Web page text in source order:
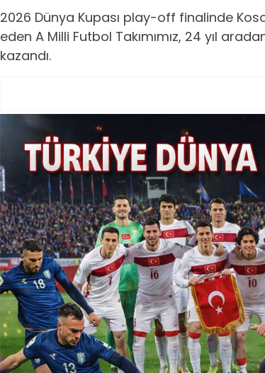
2026 Dünya Kupası play-off finalinde
eden A Milli Futbol Takımımız, 24 yıl
kazandı.